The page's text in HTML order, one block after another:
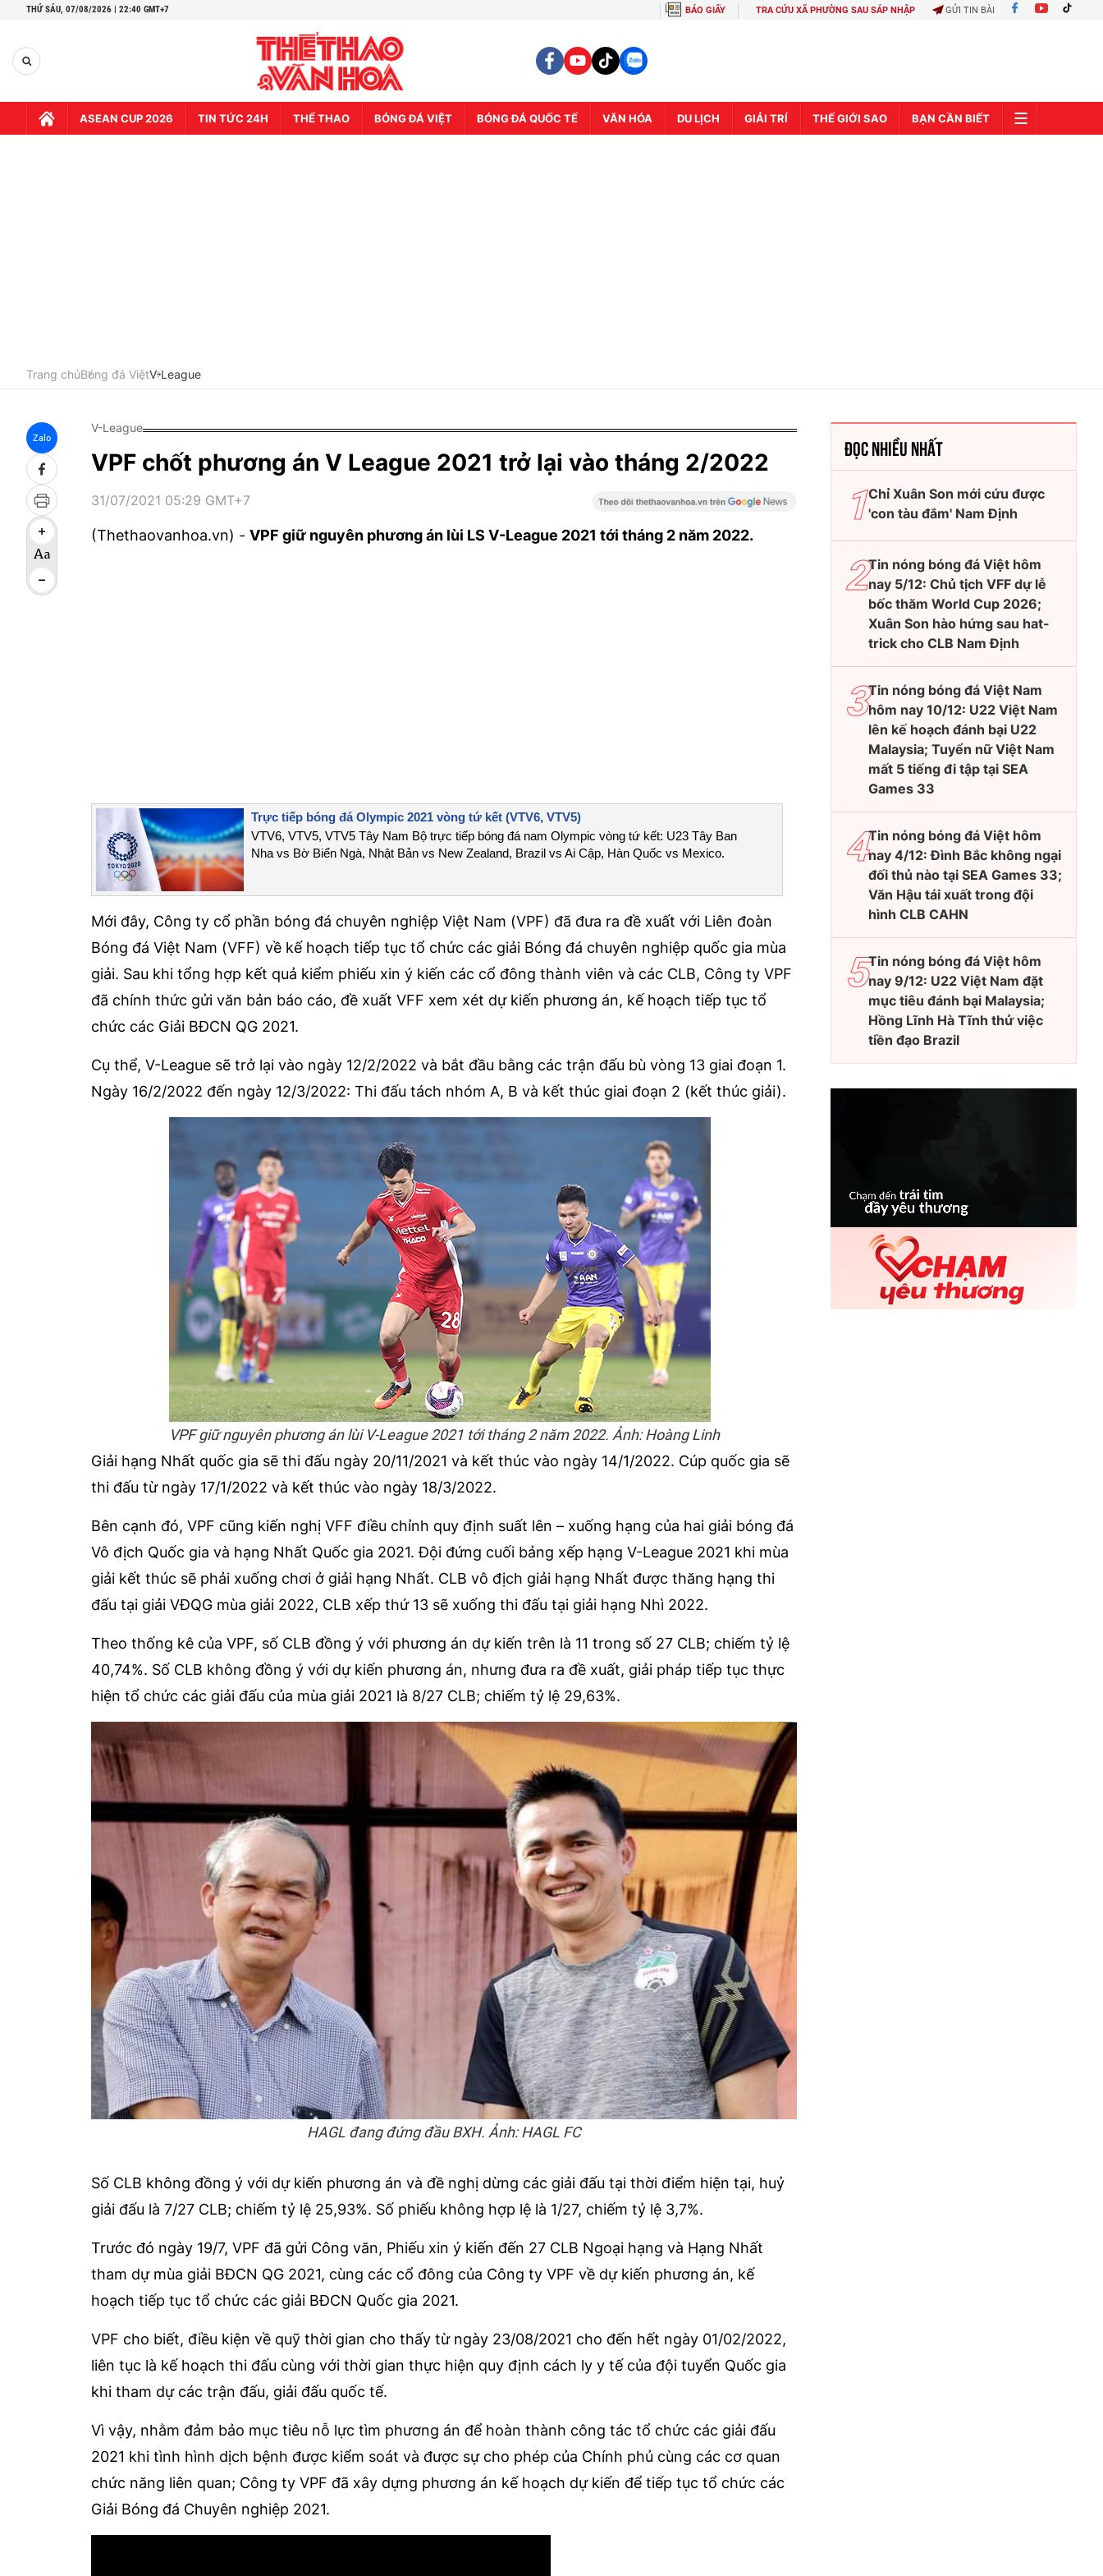
THỨ SÁU, 07/08/2026 | 22:40 GMT+7 BÁO GIẤY TRA CỨU XÃ PHƯỜNG SAU SÁP NHẬP GỬI TIN BÀI
ASEAN CUP 2026 TIN TỨC 24H THỂ THAO BÓNG ĐÁ VIỆT BÓNG ĐÁ QUỐC TẾ VĂN HÓA DU LỊCH GIẢI TRÍ THẾ GIỚI SAO BẠN CẦN BIẾT
Trang chủBóng đá ViệtV-League
Zalo
V-League
VPF chốt phương án V League 2021 trở lại vào tháng 2/2022
31/07/2021 05:29 GMT+7
(Thethaovanhoa.vn) - VPF giữ nguyên phương án lùi LS V-League 2021 tới tháng 2 năm 2022.
Trực tiếp bóng đá Olympic 2021 vòng tứ kết (VTV6, VTV5)
VTV6, VTV5, VTV5 Tây Nam Bộ trực tiếp bóng đá nam Olympic vòng tứ kết: U23 Tây Ban
Nha vs Bờ Biển Ngà, Nhật Bản vs New Zealand, Brazil vs Ai Cập, Hàn Quốc vs Mexico.
Mới đây, Công ty cổ phần bóng đá chuyên nghiệp Việt Nam (VPF) đã đưa ra đề xuất với Liên đoàn
Bóng đá Việt Nam (VFF) về kế hoạch tiếp tục tổ chức các giải Bóng đá chuyên nghiệp quốc gia mùa
giải. Sau khi tổng hợp kết quả kiểm phiếu xin ý kiến các cổ đông thành viên và các CLB, Công ty VPF
đã chính thức gửi văn bản báo cáo, đề xuất VFF xem xét dự kiến phương án, kế hoạch tiếp tục tổ
chức các Giải BĐCN QG 2021.
Cụ thể, V-League sẽ trở lại vào ngày 12/2/2022 và bắt đầu bằng các trận đấu bù vòng 13 giai đoạn 1.
Ngày 16/2/2022 đến ngày 12/3/2022: Thi đấu tách nhóm A, B và kết thúc giai đoạn 2 (kết thúc giải).
VPF giữ nguyên phương án lùi V-League 2021 tới tháng 2 năm 2022. Ảnh: Hoàng Linh
Giải hạng Nhất quốc gia sẽ thi đấu ngày 20/11/2021 và kết thúc vào ngày 14/1/2022. Cúp quốc gia sẽ
thi đấu từ ngày 17/1/2022 và kết thúc vào ngày 18/3/2022.
Bên cạnh đó, VPF cũng kiến nghị VFF điều chỉnh quy định suất lên – xuống hạng của hai giải bóng đá
Vô địch Quốc gia và hạng Nhất Quốc gia 2021. Đội đứng cuối bảng xếp hạng V-League 2021 khi mùa
giải kết thúc sẽ phải xuống chơi ở giải hạng Nhất. CLB vô địch giải hạng Nhất được thăng hạng thi
đấu tại giải VĐQG mùa giải 2022, CLB xếp thứ 13 sẽ xuống thi đấu tại giải hạng Nhì 2022.
Theo thống kê của VPF, số CLB đồng ý với phương án dự kiến trên là 11 trong số 27 CLB; chiếm tỷ lệ
40,74%. Số CLB không đồng ý với dự kiến phương án, nhưng đưa ra đề xuất, giải pháp tiếp tục thực
hiện tổ chức các giải đấu của mùa giải 2021 là 8/27 CLB; chiếm tỷ lệ 29,63%.
HAGL đang đứng đầu BXH. Ảnh: HAGL FC
Số CLB không đồng ý với dự kiến phương án và đề nghị dừng các giải đấu tại thời điểm hiện tại, huỷ
giải đấu là 7/27 CLB; chiếm tỷ lệ 25,93%. Số phiếu không hợp lệ là 1/27, chiếm tỷ lệ 3,7%.
Trước đó ngày 19/7, VPF đã gửi Công văn, Phiếu xin ý kiến đến 27 CLB Ngoại hạng và Hạng Nhất
tham dự mùa giải BĐCN QG 2021, cùng các cổ đông của Công ty VPF về dự kiến phương án, kế
hoạch tiếp tục tổ chức các giải BĐCN Quốc gia 2021.
VPF cho biết, điều kiện về quỹ thời gian cho thấy từ ngày 23/08/2021 cho đến hết ngày 01/02/2022,
liên tục là kế hoạch thi đấu cùng với thời gian thực hiện quy định cách ly y tế của đội tuyển Quốc gia
khi tham dự các trận đấu, giải đấu quốc tế.
Vì vậy, nhằm đảm bảo mục tiêu nỗ lực tìm phương án để hoàn thành công tác tổ chức các giải đấu
2021 khi tình hình dịch bệnh được kiểm soát và được sự cho phép của Chính phủ cùng các cơ quan
chức năng liên quan; Công ty VPF đã xây dựng phương án kế hoạch dự kiến để tiếp tục tổ chức các
Giải Bóng đá Chuyên nghiệp 2021.
ĐỌC NHIỀU NHẤT
Chỉ Xuân Son mới cứu được
'con tàu đắm' Nam Định
Tin nóng bóng đá Việt hôm
nay 5/12: Chủ tịch VFF dự lễ
bốc thăm World Cup 2026;
Xuân Son hào hứng sau hat-
trick cho CLB Nam Định
Tin nóng bóng đá Việt Nam
hôm nay 10/12: U22 Việt Nam
lên kế hoạch đánh bại U22
Malaysia; Tuyển nữ Việt Nam
mất 5 tiếng đi tập tại SEA
Games 33
Tin nóng bóng đá Việt hôm
nay 4/12: Đình Bắc không ngại
đối thủ nào tại SEA Games 33;
Văn Hậu tái xuất trong đội
hình CLB CAHN
Tin nóng bóng đá Việt hôm
nay 9/12: U22 Việt Nam đặt
mục tiêu đánh bại Malaysia;
Hồng Lĩnh Hà Tĩnh thử việc
tiền đạo Brazil